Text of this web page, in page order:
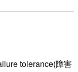
tolerance(障害